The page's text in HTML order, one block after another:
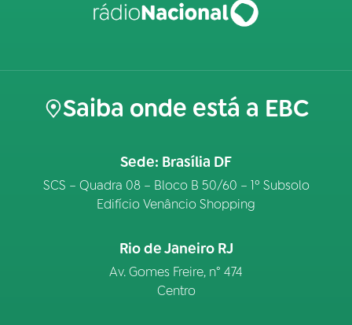
Saiba onde está a EBC
Sede: Brasília DF
SCS – Quadra 08 – Bloco B 50/60 – 1º Subsolo
Edifício Venâncio Shopping
Rio de Janeiro RJ
Av. Gomes Freire, n° 474
Centro